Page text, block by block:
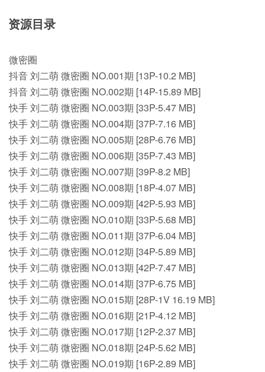
资源目录
微密圈
抖音 刘二萌 微密圈 NO.001期 [13P-10.2 MB]
抖音 刘二萌 微密圈 NO.002期 [14P-15.89 MB]
快手 刘二萌 微密圈 NO.003期 [33P-5.47 MB]
快手 刘二萌 微密圈 NO.004期 [37P-7.16 MB]
快手 刘二萌 微密圈 NO.005期 [28P-6.76 MB]
快手 刘二萌 微密圈 NO.006期 [35P-7.43 MB]
快手 刘二萌 微密圈 NO.007期 [39P-8.2 MB]
快手 刘二萌 微密圈 NO.008期 [18P-4.07 MB]
快手 刘二萌 微密圈 NO.009期 [42P-5.93 MB]
快手 刘二萌 微密圈 NO.010期 [33P-5.68 MB]
快手 刘二萌 微密圈 NO.011期 [37P-6.04 MB]
快手 刘二萌 微密圈 NO.012期 [34P-5.89 MB]
快手 刘二萌 微密圈 NO.013期 [42P-7.47 MB]
快手 刘二萌 微密圈 NO.014期 [37P-6.75 MB]
快手 刘二萌 微密圈 NO.015期 [28P-1V 16.19 MB]
快手 刘二萌 微密圈 NO.016期 [21P-4.12 MB]
快手 刘二萌 微密圈 NO.017期 [12P-2.37 MB]
快手 刘二萌 微密圈 NO.018期 [24P-5.62 MB]
快手 刘二萌 微密圈 NO.019期 [16P-2.89 MB]